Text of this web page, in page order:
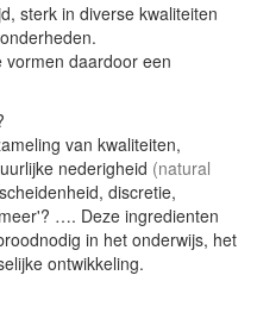
sterk in diverse kwaliteiten
vormen daardoor een
van kwaliteiten,
nederigheid (natural
discretie,
…. Deze ingredienten
in het onderwijs, het
ontwikkeling.